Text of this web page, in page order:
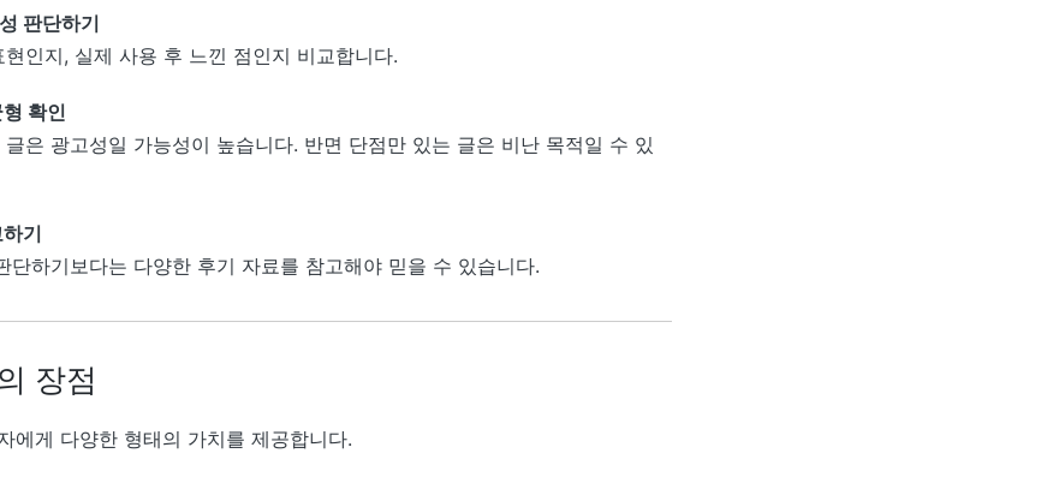
판단하기
인지, 실제 사용 후 느낀 점인지 비교합니다.
확인
은 광고성일 가능성이 높습니다. 반면 단점만 있는 글은 비난 목적일 수 있
기
단하기보다는 다양한 후기 자료를 참고해야 믿을 수 있습니다.
장점
에게 다양한 형태의 가치를 제공합니다.